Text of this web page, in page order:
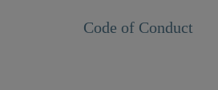
Code of Conduct